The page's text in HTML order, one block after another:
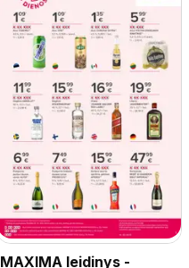
MAXIMA leidinys -